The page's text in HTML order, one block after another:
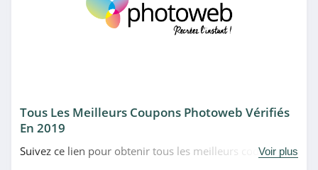
Tous Les Meilleurs Coupons Photoweb Vérifiés
En 2019
Suivez ce lien pour obtenir tous les meilleurs codesVoir plus